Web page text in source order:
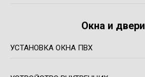
Окна и двери
УСТАНОВКА ОКНА ПВХ